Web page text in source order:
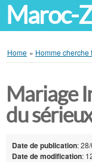
Maroc-
Home » Homme cherche
Mariage
du
Date de publication:
Date de modification: